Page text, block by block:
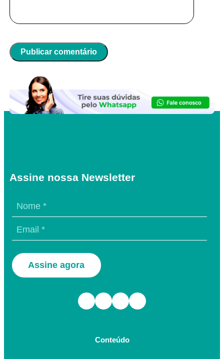
Assine nossa Newsletter
Assine agora
Facebook Instagram TikTok Youtube
Conteúdo